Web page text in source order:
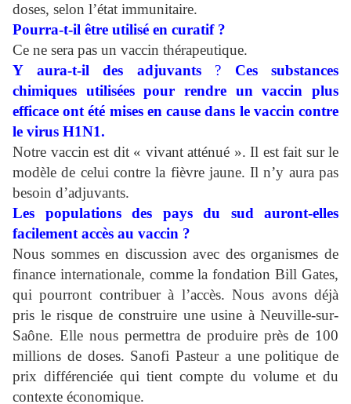
doses, selon l’état immunitaire.
Pourra-t-il être utilisé en curatif ?
Ce ne sera pas un vaccin thérapeutique.
Y aura-t-il des adjuvants ?
Ces substances
chimiques utilisées pour rendre un vaccin plus
efficace ont été mises en cause dans le vaccin contre
le virus H1N1.
Notre vaccin est dit « vivant atténué ». Il est fait sur le
modèle de celui contre la fièvre jaune. Il n’y aura pas
besoin d’adjuvants.
Les populations des pays du sud auront-elles
facilement accès au vaccin ?
Nous sommes en discussion avec des organismes de
finance internationale, comme la fondation Bill Gates,
qui pourront contribuer à l’accès. Nous avons déjà
pris le risque de construire une usine à Neuville-sur-
Saône. Elle nous permettra de produire près de 100
millions de doses. Sanofi Pasteur a une politique de
prix différenciée qui tient compte du volume et du
contexte économique.